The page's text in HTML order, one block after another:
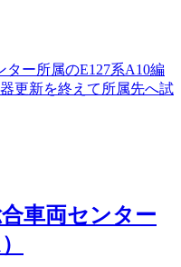
ター所属のE127系A10編
更新を終えて所属先へ試
車両センター